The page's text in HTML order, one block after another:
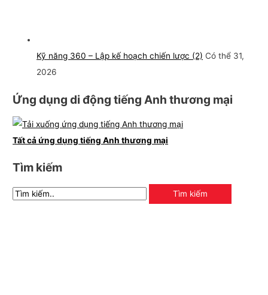
Kỹ năng 360 – Lập kế hoạch chiến lược (2) Có thể 31,
2026
Ứng dụng di động tiếng Anh thương mại
Tất cả ứng dụng tiếng Anh thương mại
Tìm kiếm